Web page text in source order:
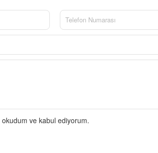
okudum ve kabul ediyorum.